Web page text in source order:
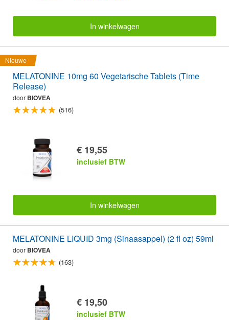
In winkelwagen
Nieuwe
MELATONINE 10mg 60 Vegetarische Tablets (Time
Release)
door BIOVEA
(516)
€ 19,55
inclusief BTW
In winkelwagen
MELATONINE LIQUID 3mg (Sinaasappel) (2 fl oz) 59ml
door BIOVEA
(163)
€ 19,50
inclusief BTW